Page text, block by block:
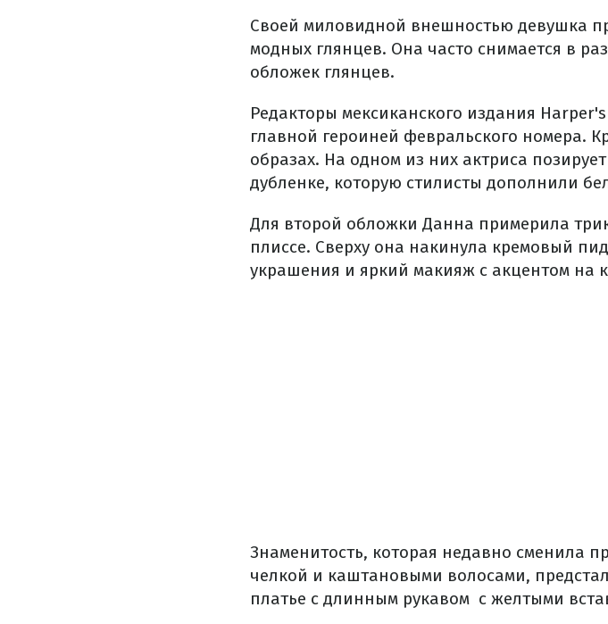
Своей миловидной внешностью девушка
модных глянцев. Она часто снимается в
обложек глянцев.
Редакторы мексиканского издания
главной героиней февральского номера.
образах. На одном из них актриса
дубленке, которую стилисты дополнили
Для второй обложки Данна примерила
плиссе. Сверху она накинула кремовый
украшения и яркий макияж с акцентом на
Знаменитость, которая недавно сменила
челкой и каштановыми волосами,
платье с длинным рукавом с желтыми